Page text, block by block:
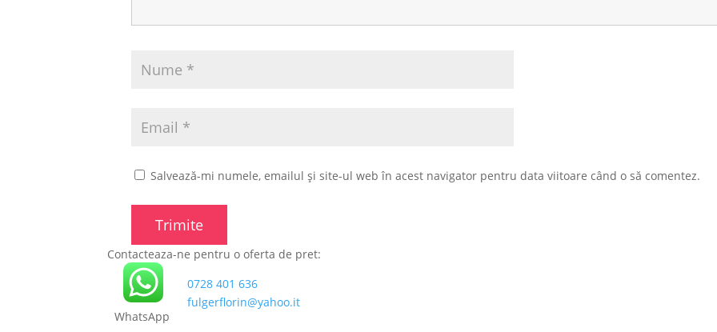
Salvează-mi numele, emailul și site-ul web în acest navigator pentru data viitoare când o să comentez.
Contacteaza-ne pentru o oferta de pret:
WhatsApp
0728 401 636
fulgerflorin@yahoo.it